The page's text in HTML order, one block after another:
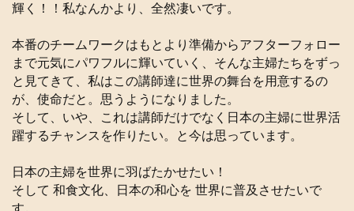
輝く！！私なんかより、全然凄いです。
本番のチームワークはもとより準備からアフターフォロー
まで元気にパワフルに輝いていく、そんな主婦たちをずっ
と見てきて、私はこの講師達に世界の舞台を用意するの
が、使命だと。思うようになりました。
そして、いや、これは講師だけでなく日本の主婦に世界活
躍するチャンスを作りたい。と今は思っています。
日本の主婦を世界に羽ばたかせたい！
そして 和食文化、日本の和心を 世界に普及させたいで
す。